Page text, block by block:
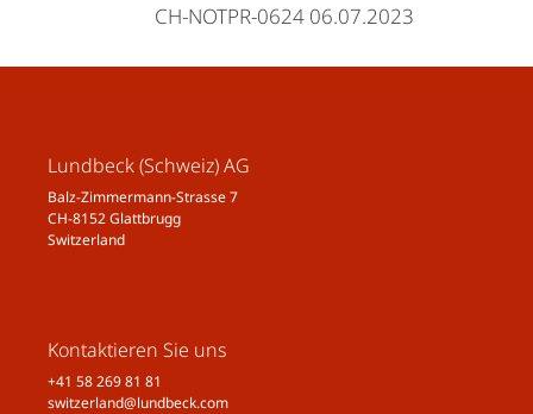
CH-NOTPR-0624 06.07.2023
Lundbeck (Schweiz) AG
Balz-Zimmermann-Strasse 7
CH-8152 Glattbrugg
Switzerland
Kontaktieren Sie uns
+41 58 269 81 81
switzerland@lundbeck.com